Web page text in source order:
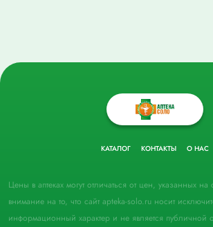
КАТАЛОГ КОНТАКТЫ О НАС
Цены в аптеках могут отличаться от цен, указанных
внимание на то, что сайт apteka-solo.ru носит
информационный характер и не является публичной